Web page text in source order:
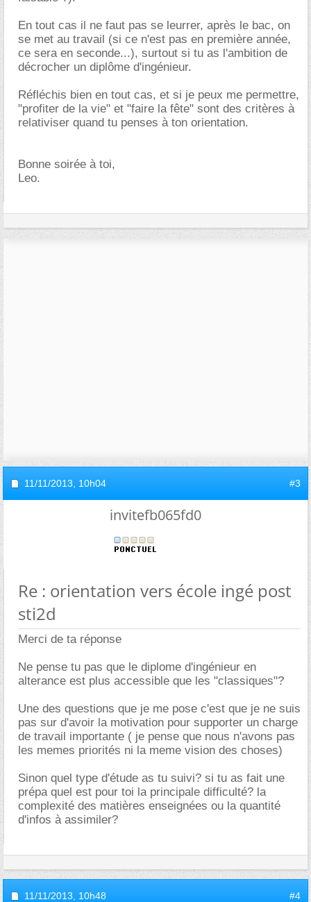
En tout cas il ne faut pas se leurrer, après le bac, on
se met au travail (si ce n'est pas en première année,
ce sera en seconde...), surtout si tu as l'ambition de
décrocher un diplôme d'ingénieur.
Réfléchis bien en tout cas, et si je peux me permettre,
"profiter de la vie" et "faire la fête" sont des critères à
relativiser quand tu penses à ton orientation.
Bonne soirée à toi,
Leo.
11/11/2013, 10h04 #3
invitefb065fd0
Re : orientation vers école ingé post
sti2d
Merci de ta réponse
Ne pense tu pas que le diplome d'ingénieur en
alterance est plus accessible que les "classiques"?
Une des questions que je me pose c'est que je ne suis
pas sur d'avoir la motivation pour supporter un charge
de travail importante ( je pense que nous n'avons pas
les memes priorités ni la meme vision des choses)
Sinon quel type d'étude as tu suivi? si tu as fait une
prépa quel est pour toi la principale difficulté? la
complexité des matières enseignées ou la quantité
d'infos à assimiler?
11/11/2013, 10h48 #4